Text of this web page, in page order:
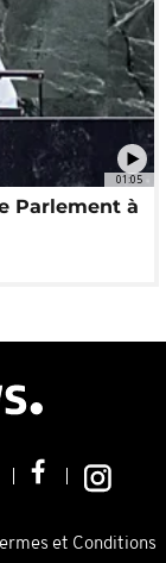
01:05
Parlement à
et Conditions